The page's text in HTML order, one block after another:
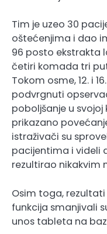
Tim je uzeo 30
oštećenjima i dao
96 posto ekstrakta
četiri komada tri
Tokom osme, 12. i
podvrgnuti
poboljšanje u
prikazano
istraživači su
pacijentima i videli
rezultirao nikakvim
Osim toga,
funkcija smanjivali
unos tableta na